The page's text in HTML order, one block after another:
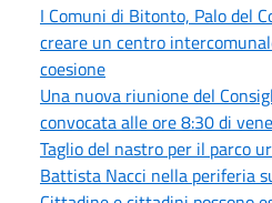
I Comuni di Bitonto, Palo del
creare un centro
coesione
Una nuova riunione del
convocata alle ore 8:30 di
Taglio del nastro per il parco
Battista Nacci nella periferia